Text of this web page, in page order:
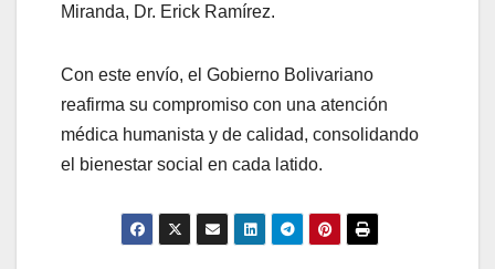
Miranda, Dr. Erick Ramírez.
Con este envío, el Gobierno Bolivariano
reafirma su compromiso con una atención
médica humanista y de calidad, consolidando
el bienestar social en cada latido.